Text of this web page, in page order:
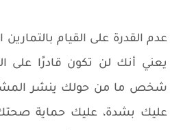
عدم القدرة على القيام بالتمارين
يعني أنك لن تكون قادرًا على
شخص ما من حولك ينشر
عليك بشدة، عليك حماية صحتك